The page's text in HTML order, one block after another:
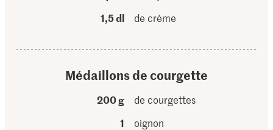
1,5 dl
de crème
Médaillons de courgette
200 g
de courgettes
1
oignon